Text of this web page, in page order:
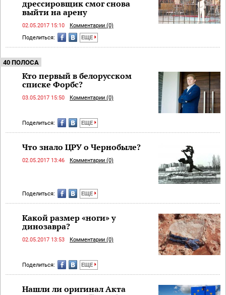
дрессировщик смог снова
выйти на арену
02.05.2017 15:10
Комментарии (0)
Поделиться:
ЕЩЕ
40 ПОЛОСА
Кто первый в белорусском
списке Форбс?
03.05.2017 15:50 Комментарии (0)
Поделиться: ЕЩЕ
Что знало ЦРУ о Чернобыле?
02.05.2017 13:46 Комментарии (0)
Поделиться: ЕЩЕ
Какой размер «ноги» у
динозавра?
02.05.2017 13:53 Комментарии (0)
Поделиться: ЕЩЕ
Нашли ли оригинал Акта